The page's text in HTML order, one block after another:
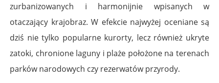
zurbanizowanych i harmonijnie wpisanych w
otaczający krajobraz. W efekcie najwyżej oceniane są
dziś nie tylko popularne kurorty, lecz również ukryte
zatoki, chronione laguny i plaże położone na terenach
parków narodowych czy rezerwatów przyrody.